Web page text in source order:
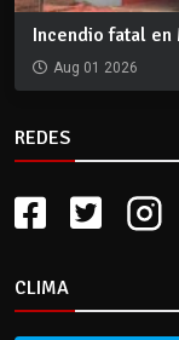
Incendio fatal en
Aug 01 2026
REDES
CLIMA